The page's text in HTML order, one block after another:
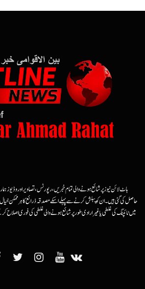
ہاٹ لائن نیوز پر شائع ہونے والی تمام خبریں، رپورٹس، تصاویر اور وڈیوز
حاصل کی گئی ہیں۔ ان کو پبلش کرنے سے پہلے اسکے مصدقہ ذرائع کا ہرممکن خیال
میں ٹائپنگ کی غلطی یا غیرارادی طور پر شائع ہونے والی غلطی کی فوری اصلاح